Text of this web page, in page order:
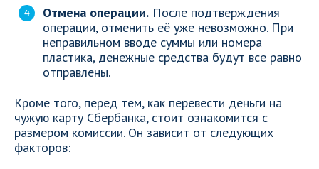
Отмена операции. После подтверждения
операции, отменить её уже невозможно. При
неправильном вводе суммы или номера
пластика, денежные средства будут все равно
отправлены.
Кроме того, перед тем, как перевести деньги на
чужую карту Сбербанка, стоит ознакомится с
размером комиссии. Он зависит от следующих
факторов: